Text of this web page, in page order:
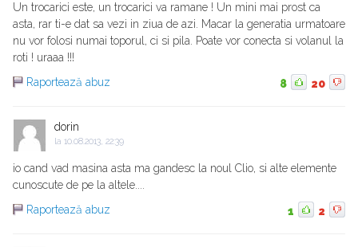
Un trocarici este, un trocarici va ramane ! Un mini mai prost ca
asta, rar ti-e dat sa vezi in ziua de azi. Macar la generatia urmatoare
nu vor folosi numai toporul, ci si pila. Poate vor conecta si volanul la
roti ! uraaa !!!
Raportează abuz
8 20
dorin
la 10.08.2013, 22:39
io cand vad masina asta ma gandesc la noul Clio, si alte elemente
cunoscute de pe la altele....
Raportează abuz
1 2